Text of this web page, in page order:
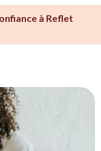
à Reflet